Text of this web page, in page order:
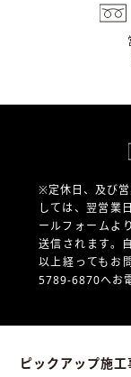
※定休日、及び
しては、翌営業
ールフォームよ
送信されます。
以上経ってもお
5789-6870へお
ピックアップ施工